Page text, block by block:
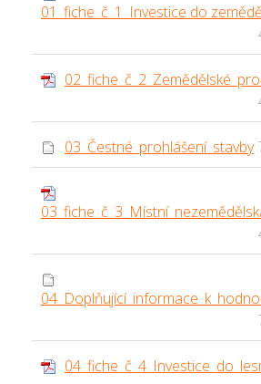
01_fiche_č_1_Investice do
03_Čestné_prohlášení_stavby